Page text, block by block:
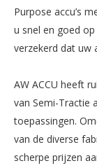
Purpose accu’s
u snel en goed
verzekerd dat uw
AW ACCU heeft
van Semi-Tractie
toepassingen.
van de diverse
scherpe prijzen